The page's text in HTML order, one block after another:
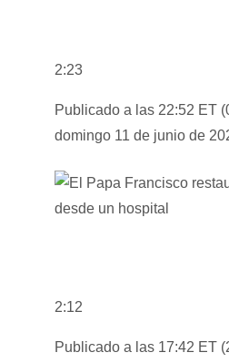
2:23
Publicado a las 22:52 ET
domingo 11 de junio de
2:12
Publicado a las 17:42 ET